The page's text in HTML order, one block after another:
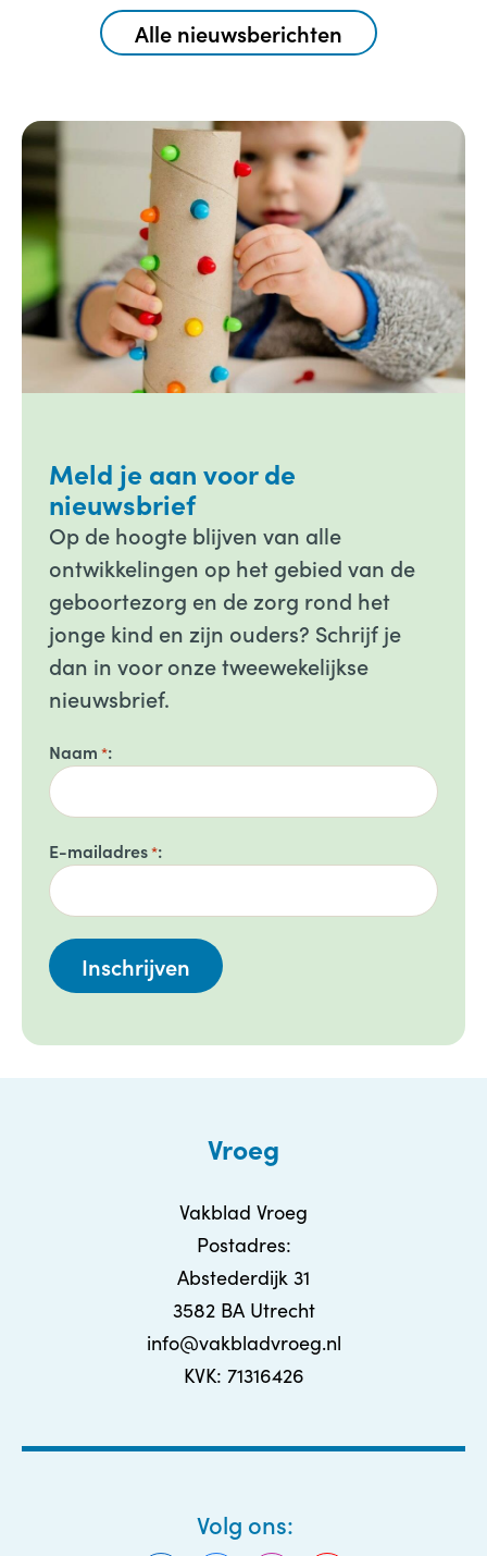
Alle nieuwsberichten
Meld je aan voor de
nieuwsbrief
Op de hoogte blijven van alle
ontwikkelingen op het gebied van de
geboortezorg en de zorg rond het
jonge kind en zijn ouders? Schrijf je
dan in voor onze tweewekelijkse
nieuwsbrief.
Naam *
E-mailadres*
Vroeg
Vakblad Vroeg
Postadres:
Abstederdijk 31
3582 BA Utrecht
info@vakbladvroeg.nl
KVK: 71316426
Volg ons: